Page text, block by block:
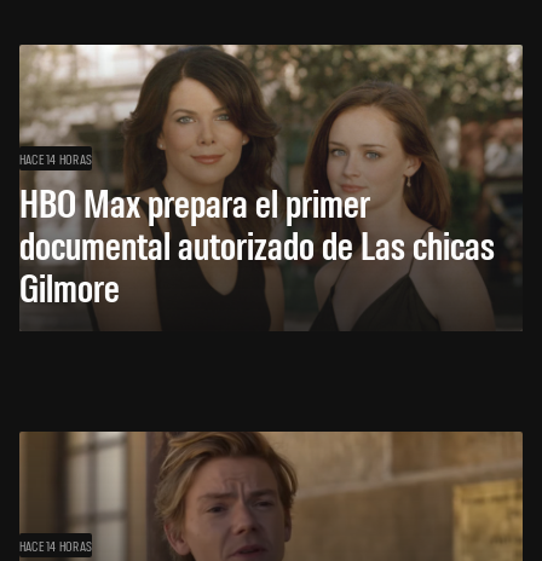
HACE 14 HORAS
HBO Max prepara el primer
documental autorizado de Las chicas
Gilmore
HACE 14 HORAS